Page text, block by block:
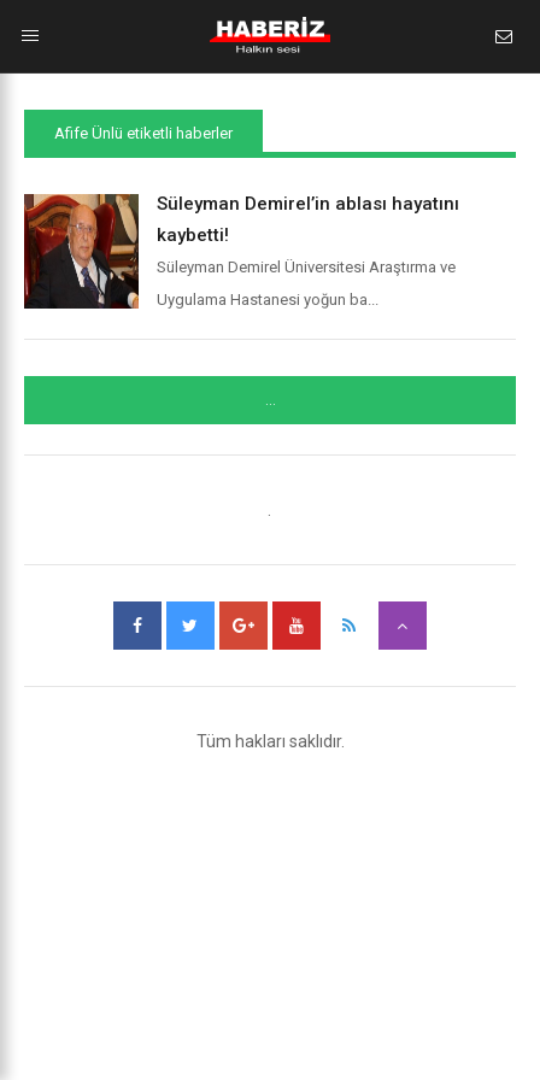
Afife Ünlü etiketli haberler
Süleyman Demirel’in ablası hayatını
kaybetti!
Süleyman Demirel Üniversitesi Araştırma ve
Uygulama Hastanesi yoğun ba...
...
Tüm hakları saklıdır.